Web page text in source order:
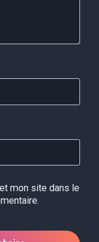
mon site dans le